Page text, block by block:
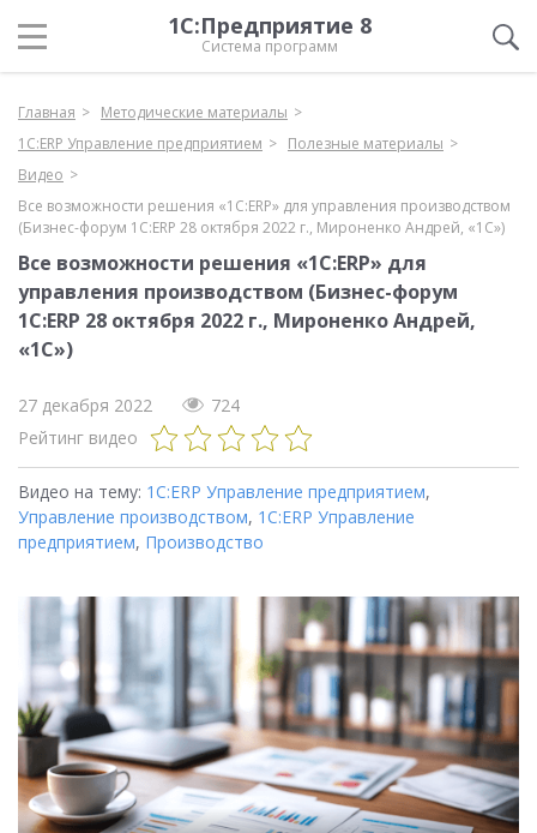
1С:Предприятие 8
Система программ
Главная
Методические материалы
1С:ERP Управление предприятием
Полезные материалы
Видео
Все возможности решения «1С:ERP» для управления производством
(Бизнес-форум 1С:ERP 28 октября 2022 г., Мироненко Андрей, «1С»)
Все возможности решения «1С:ERP» для
управления производством (Бизнес-форум
1С:ERP 28 октября 2022 г., Мироненко Андрей,
«1С»)
27 декабря 2022
724
Рейтинг видео
Видео на тему: 1С:ERP Управление предприятием,
Управление производством, 1С:ERP Управление
предприятием, Производство